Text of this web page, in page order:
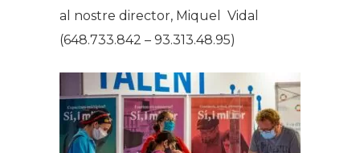
al nostre director, Miquel Vidal
(648.733.842 – 93.313.48.95)